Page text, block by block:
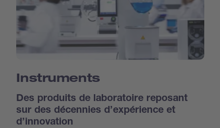
Instruments
Des produits de laboratoire reposant
sur des décennies d’expérience et
d’innovation